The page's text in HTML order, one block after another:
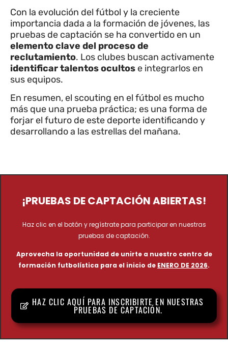
Con la evolución del fútbol y la creciente
importancia dada a la formación de jóvenes, las
pruebas de captación se ha convertido en un
elemento clave del proceso de
reclutamiento. Los clubes buscan activamente
identificar talentos ocultos e integrarlos en
sus equipos.
En resumen, el scouting en el fútbol es mucho
más que una prueba práctica; es una forma de
forjar el futuro de este deporte identificando y
desarrollando a las estrellas del mañana.
¡PRUEBAS DE CAPTACIÓN ABIERTAS!
Haz clic en el botón y regístrate para participar en nuestras
pruebas de captación.
Aprovecha la oportunidad de unirte a nuestro centro de
formación futbolística para el inicio de ENERO DE 2026.
HAZ CLIC AQUÍ PARA INSCRIBIRTE EN NUESTRAS
PRUEBAS DE CAPTACIÓN.